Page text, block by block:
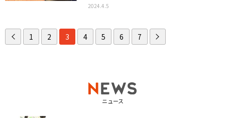
2024.4.5
1 2 3 4 5 6 7
ニュース